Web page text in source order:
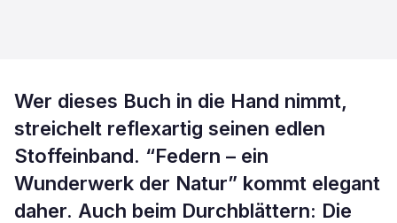
Wer dieses Buch in die Hand nimmt,
streichelt reflexartig seinen edlen
Stoffeinband. “Federn – ein
Wunderwerk der Natur” kommt elegant
daher. Auch beim Durchblättern: Die